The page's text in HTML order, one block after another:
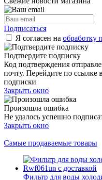
Подписаться
Я согласен на обработку
Подтвердите подписку
Код подтверждения
почту. Перейдите по ссылке
подписки
Закрыть окно
Произошла ошибка
Не удалось успешно
Закрыть окно
Самые продаваемые товары
Фильтр для воды